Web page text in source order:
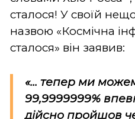
сталося! У своїй
назвою «Космічна
сталося» він заявив:
«... тепер ми
99,9999999%
дійсно пройшов